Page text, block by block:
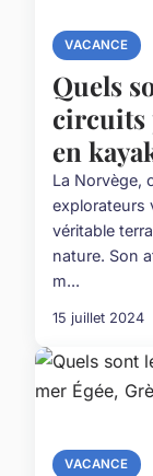
VACANCE
Quels
circuits
en
La Norvège,
explorateurs
véritable
nature. Son
m...
15 juillet 2024
VACANCE